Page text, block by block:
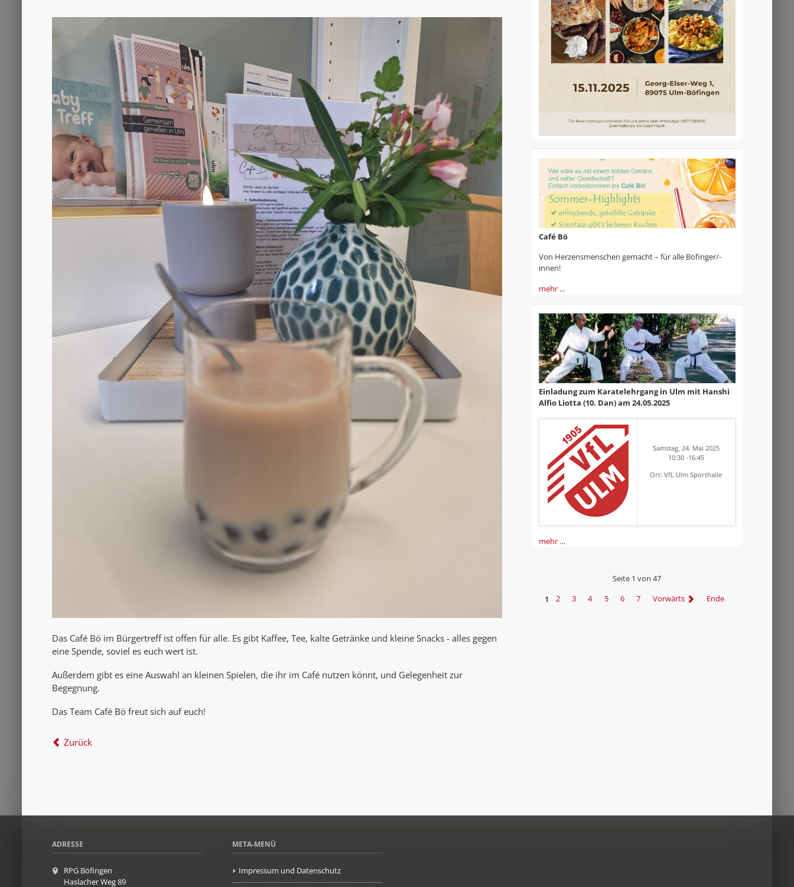
Das Café Bö im Bürgertreff ist offen für alle. Es gibt Kaffee, Tee, kalte Getränke und kleine Snacks - alles gegen
eine Spende, soviel es euch wert ist.
Außerdem gibt es eine Auswahl an kleinen Spielen, die ihr im Café nutzen könnt, und Gelegenheit zur
Begegnung.
Das Team Café Bö freut sich auf euch!
Zurück
Café Bö
Von Herzensmenschen gemacht – für alle Böfinger/-
innen!
mehr …
Einladung zum Karatelehrgang in Ulm mit Hanshi
Alfio Liotta (10. Dan) am 24.05.2025
Samstag, 24. Mai 2025
10:30 -16:45
Ort: VfL Ulm Sporthalle
mehr …
Seite 1 von 47
1
2 3 4 5 6 7 Vorwärts Ende
ADRESSE
RPG Böfingen
Haslacher Weg 89
META-MENÜ
Impressum und Datenschutz